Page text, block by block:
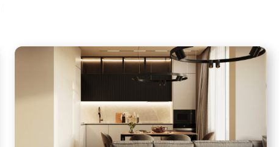
перепланировки
квартир
Поклейка обоев
Штукатурные работы
Отделочные работы
Подбор и заказ
материалов